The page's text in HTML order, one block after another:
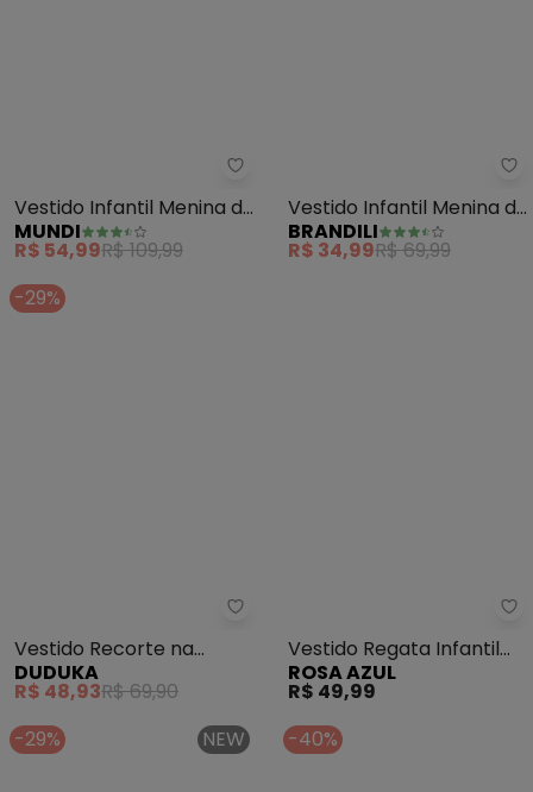
Vestido Infantil Menina de
Esquilo (Bege)
MUNDI
R$ 54,99R$ 109,99
Vestido Infantil Menina de
Cerejinha (Bege)
BRANDILI
R$ 34,99R$ 69,99
-29%
Duduka - Vestido Recorte na
Vestido Recorte na
Cintura Estampa Limão
(Bege)
DUDUKA
R$ 48,93R$ 69,90
Vestido Regata Infantil
Capivara (Off White)
ROSA AZUL
R$ 49,99
-29%
NEW -40%